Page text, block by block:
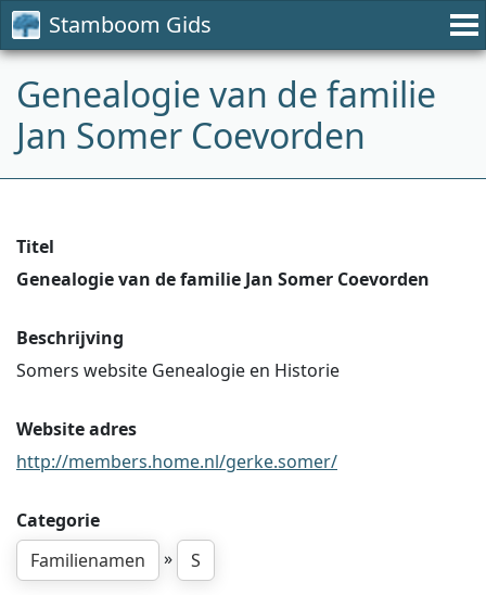
Stamboom Gids
Genealogie van de familie
Jan Somer Coevorden
Titel
Genealogie van de familie Jan Somer Coevorden
Beschrijving
Somers website Genealogie en Historie
Website adres
http://members.home.nl/gerke.somer/
Categorie
Familienamen
» S